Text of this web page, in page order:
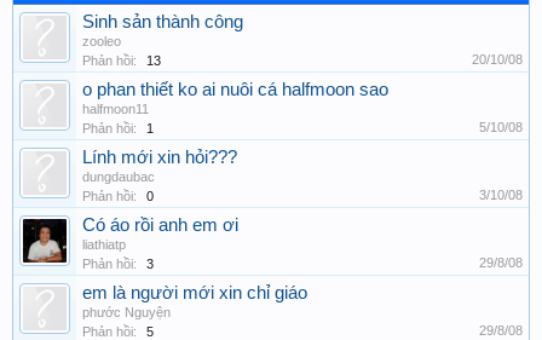
Sinh sản thành công
zooleo
Phản hồi:
13 20/10/08
o phan thiết ko ai nuôi cá halfmoon sao
halfmoon11
Phản hồi:
1 5/10/08
Lính mới xin hỏi???
dungdaubac
Phản hồi:
0 3/10/08
Có áo rồi anh em ơi
liathiatp
Phản hồi:
3 29/8/08
em là người mới xin chỉ giáo
phước Nguyện
Phản hồi:
5 29/8/08